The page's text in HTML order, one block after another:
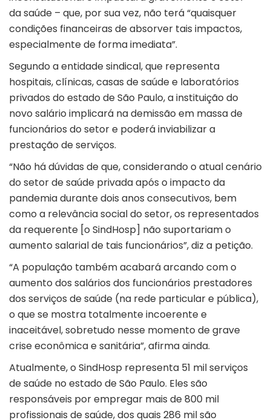
da saúde – que, por sua vez, não terá “quaisquer
condições financeiras de absorver tais impactos,
especialmente de forma imediata”.
Segundo a entidade sindical, que representa
hospitais, clínicas, casas de saúde e laboratórios
privados do estado de São Paulo, a instituição do
novo salário implicará na demissão em massa de
funcionários do setor e poderá inviabilizar a
prestação de serviços.
“Não há dúvidas de que, considerando o atual cenário
do setor de saúde privada após o impacto da
pandemia durante dois anos consecutivos, bem
como a relevância social do setor, os representados
da requerente [o SindHosp] não suportariam o
aumento salarial de tais funcionários”, diz a petição.
“A população também acabará arcando com o
aumento dos salários dos funcionários prestadores
dos serviços de saúde (na rede particular e pública),
o que se mostra totalmente incoerente e
inaceitável, sobretudo nesse momento de grave
crise econômica e sanitária”, afirma ainda.
Atualmente, o SindHosp representa 51 mil serviços
de saúde no estado de São Paulo. Eles são
responsáveis por empregar mais de 800 mil
profissionais de saúde, dos quais 286 mil são